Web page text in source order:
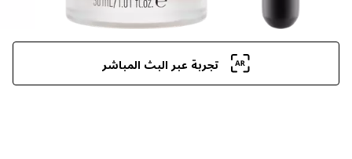
تجربة عبر البث المباشر